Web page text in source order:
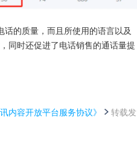
的质量，而且所使用的语言以及
同时还促进了电话销售的通话量提
讯内容开放平台服务协议》
转载发